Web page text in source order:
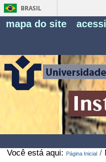
BRASIL
mapa do site
Você está aqui: Página Inicial /